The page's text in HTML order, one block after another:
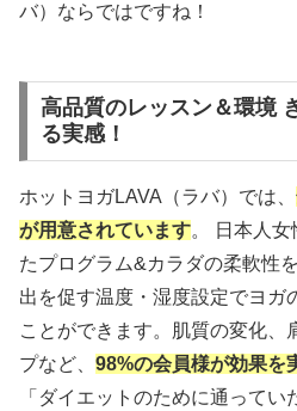
バ）ならではですね！
高品質のレッスン＆環境
る実感！
ホットヨガLAVA（ラバ）では、
が用意されています。 日本人
たプログラム&カラダの柔軟性
出を促す温度・湿度設定でヨガ
ことができます。肌質の変化、
プなど、 98%の会員様が効果を
「ダイエットのために通って